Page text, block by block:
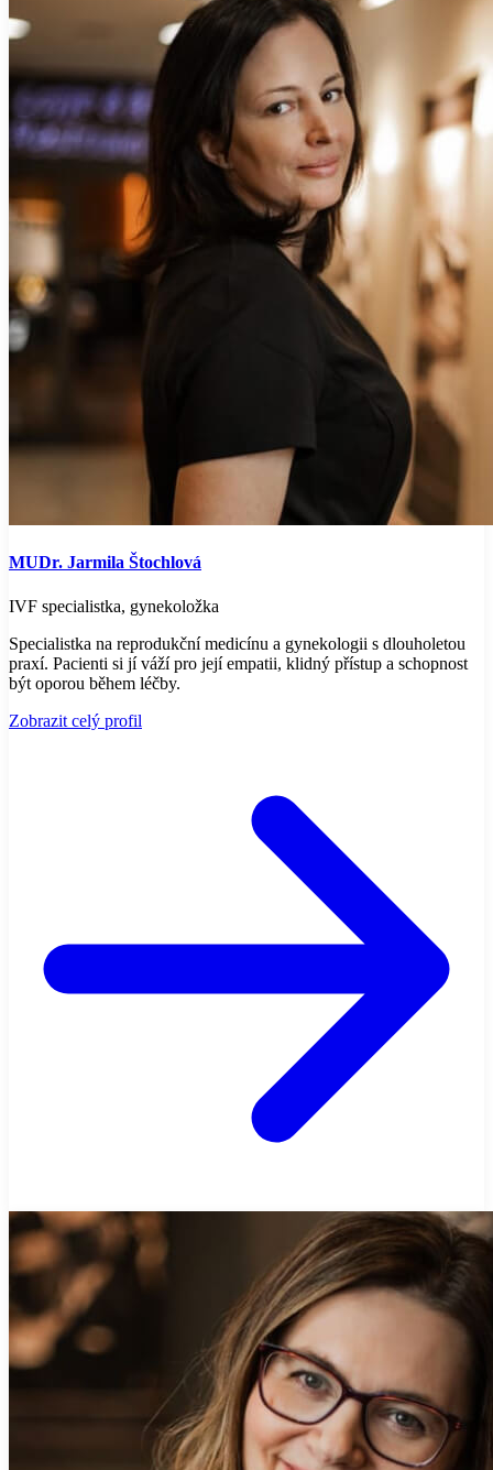
MUDr. Jarmila Štochlová
IVF specialistka, gynekoložka
Specialistka na reprodukční medicínu a gynekologii s dlouholetou
praxí. Pacienti si jí váží pro její empatii, klidný přístup a schopnost
být oporou během léčby.
Zobrazit celý profil